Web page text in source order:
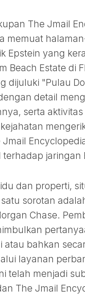
The Jmail
memuat
Epstein yang
Beach Estate di
dijuluki "Pulau
detail
serta
Jmail
terhadap jaringan
dan properti,
sorotan
Chase.
atau bahkan
layanan
telah menjadi
The Jmail